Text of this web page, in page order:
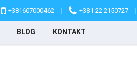
+381607000462 | +381 22 2150727 |
BLOG KONTAKT